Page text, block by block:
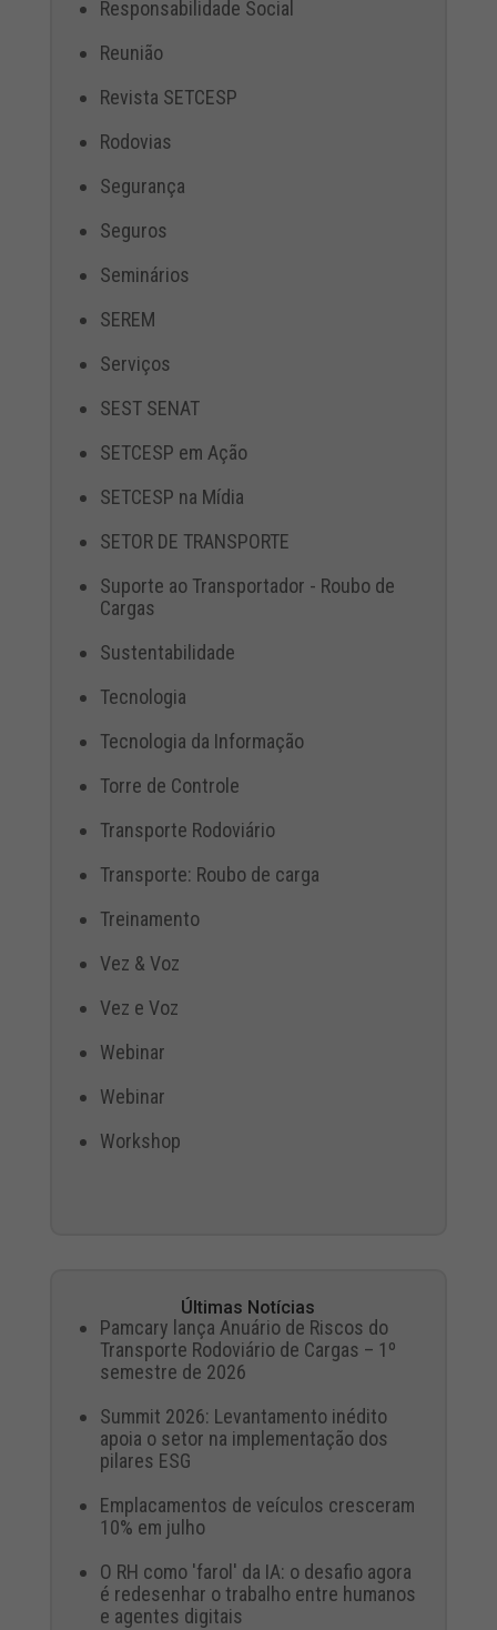
Responsabilidade Social
Reunião
Revista SETCESP
Rodovias
Segurança
Seguros
Seminários
SEREM
Serviços
SEST SENAT
SETCESP em Ação
SETCESP na Mídia
SETOR DE TRANSPORTE
Suporte ao Transportador - Roubo de
Cargas
Sustentabilidade
Tecnologia
Tecnologia da Informação
Torre de Controle
Transporte Rodoviário
Transporte: Roubo de carga
Treinamento
Vez & Voz
Vez e Voz
Webinar
Webinar
Workshop
Últimas Notícias
Pamcary lança Anuário de Riscos do
Transporte Rodoviário de Cargas – 1º
semestre de 2026
Summit 2026: Levantamento inédito
apoia o setor na implementação dos
pilares ESG
Emplacamentos de veículos cresceram
10% em julho
O RH como 'farol' da IA: o desafio agora
é redesenhar o trabalho entre humanos
e agentes digitais